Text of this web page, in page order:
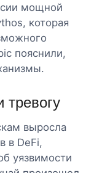
мощной
которая
пояснили,
выросла
в DeFi,
уязвимости